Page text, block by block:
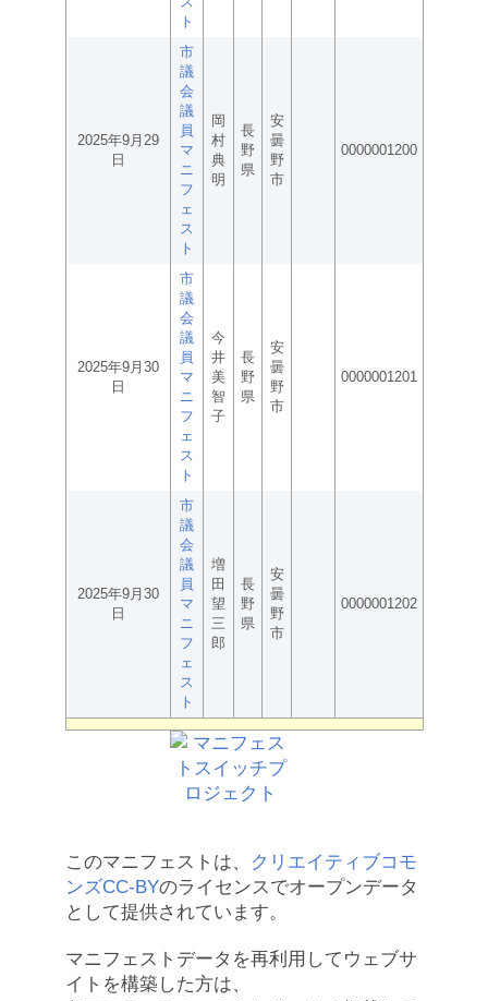
ト
2025年9月29
日
市
議
会
議
員
マ
ニ
フ
ェ
ス
ト
岡
村
典
明
長
野
県
安
曇
野
市
0000001200
2025年9月30
日
市
議
会
議
員
マ
ニ
フ
ェ
ス
ト
今
井
美
智
子
長
野
県
安
曇
野
市
0000001201
2025年9月30
日
市
議
会
議
員
マ
ニ
フ
ェ
ス
ト
増
田
望
三
郎
長
野
県
安
曇
野
市
0000001202
このマニフェストは、
クリエイティブコモ
ンズCC-BYのライセンスでオープンデータ
として提供されています。
マニフェストデータを再利用してウェブサ
イトを構築した方は、